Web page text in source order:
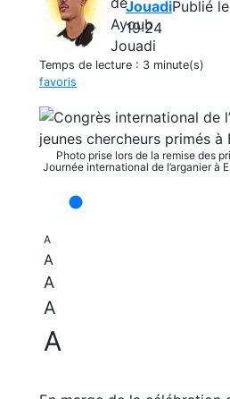
JouadiPublié
19:24
Temps de lecture : 3 minute(s)
favoris
Photo prise lors de la remise des
Journée international de l’arganier à
A
A
A
A
A